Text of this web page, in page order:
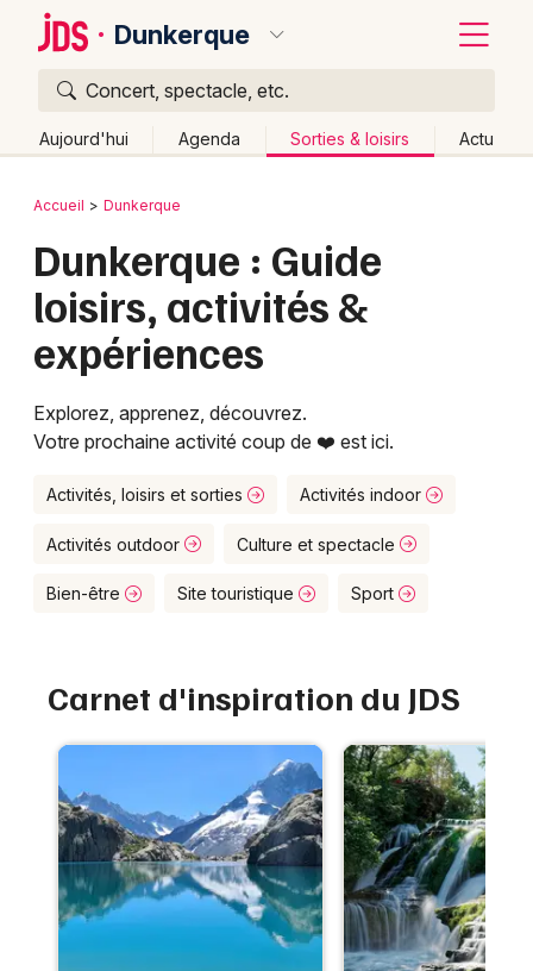
Dunkerque
Concert, spectacle, etc.
Aujourd'hui Agenda Sorties & loisirs Actu
Publier un événement
Grands événements
Activité & Expérience
Spectacles
Sports
Soirées
Sorties famille
Expos
Sorties & loisirs
Bordeaux
Colmar
Lille
Marseille
Mulhouse
Montpellier
Nantes
Paris
Strasbourg
Toulouse
Toutes les villes
Retour
Accueil Dunkerque
Dunkerque : Guide
loisirs, activités &
expériences
Explorez, apprenez, découvrez.
Votre prochaine activité coup de ❤️ est ici.
Activités, loisirs et sorties Activités indoor
Activités outdoor Culture et spectacle
Bien-être Site touristique Sport
Carnet d'inspiration du JDS
Quoi ?
Où ?
Nord-Pas-de-Calais
Partout
Près de moi
Changer de lieu
Quand ?